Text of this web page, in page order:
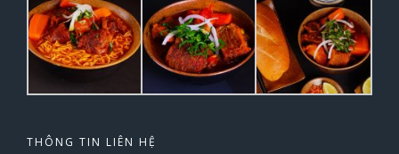
THÔNG TIN LIÊN HỆ